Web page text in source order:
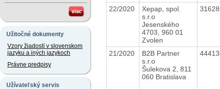
Užitočné dokumenty
Vzory žiadostí v slovenskom
jazyku a iných jazykoch
Právne predpisy
Užívateľský servis
22/2020
Xepap, spol.
s.r.o
Jesenského
4703, 960 01
Zvolen
21/2020
B2B Partner
s.r.o
Šulekova 2, 811
060 Bratislava